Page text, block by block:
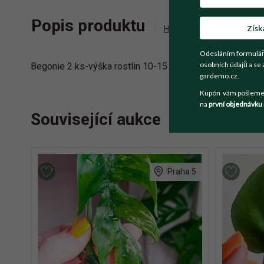
Popis produktu Historie příhozů
Begonie 2 ks-výška rostlin 10-15 cm. Fialka výška
Související aukce
Praha 5
Odesláním
osobních údajů a
gardemo.cz.
Kupón vám
na první objednávku